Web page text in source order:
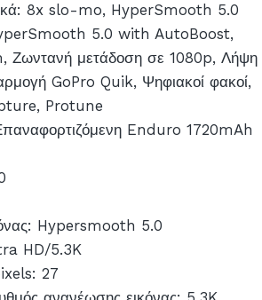
8x slo-mo, HyperSmooth 5.0
5.0 with AutoBoost,
Ζωντανή μετάδοση σε 1080p, Λήψη
GoPro Quik, Ψηφιακοί φακοί,
Protune
Enduro 1720mAh
Hypersmooth 5.0
HD/5.3K
27